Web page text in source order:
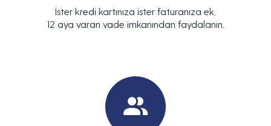
İster kredi kartınıza ister faturanıza ek,
12 aya varan vade imkanından faydalanın.